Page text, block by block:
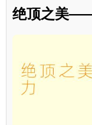
绝顶之美